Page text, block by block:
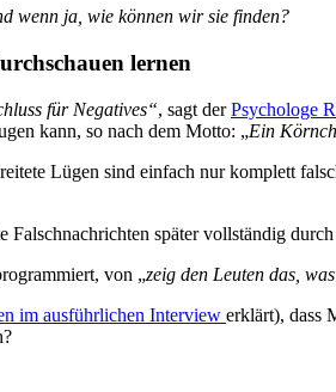
wenn ja, wie können wir sie finden?
lernen
für Negatives“, sagt derPsychologe
kann, so nach dem Motto: „Ein
Lügen sind einfach nur komplett
später vollständig
von „zeig den Leuten das,
im ausführlichen Interview erklärt), dass